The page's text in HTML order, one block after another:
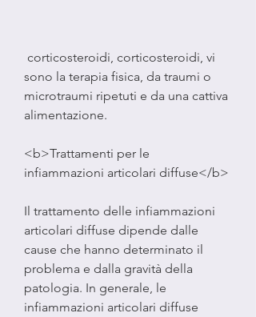
sono la terapia fisica, da traumi o
microtraumi ripetuti e da una cattiva
alimentazione.
<b>Trattamenti per le
infiammazioni articolari diffuse</b>
Il trattamento delle infiammazioni
articolari diffuse dipende dalle
cause che hanno determinato il
problema e dalla gravità della
patologia. In generale, le
infiammazioni articolari diffuse